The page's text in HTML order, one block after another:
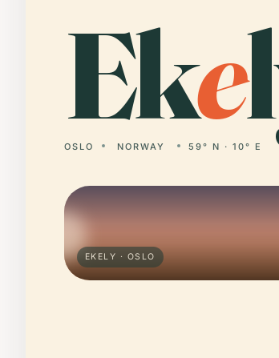
Eke
OSLO NORWAY 59° N · 10° E
EKELY · OSLO